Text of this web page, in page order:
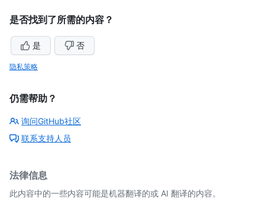
是否找到了所需的内容？
是 否
隐私策略
仍需帮助？
询问GitHub社区
联系支持人员
法律信息
此内容中的一些内容可能是机器翻译的或 AI 翻译的内容。